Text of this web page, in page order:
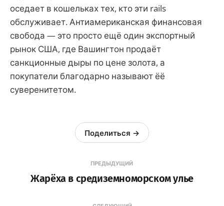
оседает в кошельках тех, кто эти rails
обслуживает. Антиамериканская финансовая
свобода — это просто ещё один экспортный
рынок США, где Вашингтон продаёт
санкционные дыры по цене золота, а
покупатели благодарно называют ёё
суверенитетом.
ПРЕДЫДУЩИЙ
Жарёха в средиземноморском улье
Поделиться →